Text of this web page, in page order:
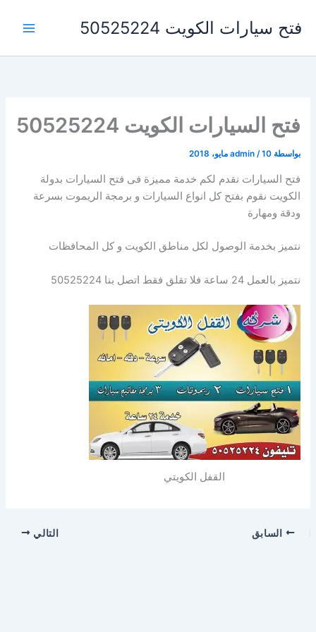
المحتوى
فتح سيارات الكويت 50525224
فتح السيارات الكويت 50525224
بواسطة admin /10 مايو، 2018
فتح السيارات نقدم لكم خدمة مميزة فى فتح السيارات بدولة
الكويت نقوم بفتح كل انواع السيارات و برمجة الريموت بسرعة
ودقة ومهارة
نتميز بخدمة الوصول لكل مناطق الكويت و كل المحافظات
نتميز بالعمل 24 ساعة فلا تقلق فقط اتصل بنا 50525224
القفل الكويتي
السابق التالي